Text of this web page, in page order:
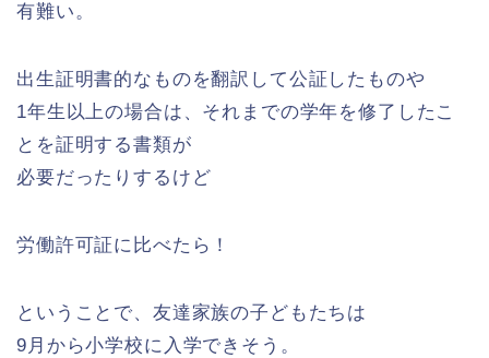
有難い。
出生証明書的なものを翻訳して公証したものや
1年生以上の場合は、それまでの学年を修了したこ
とを証明する書類が
必要だったりするけど
労働許可証に比べたら！
ということで、友達家族の子どもたちは
9月から小学校に入学できそう。